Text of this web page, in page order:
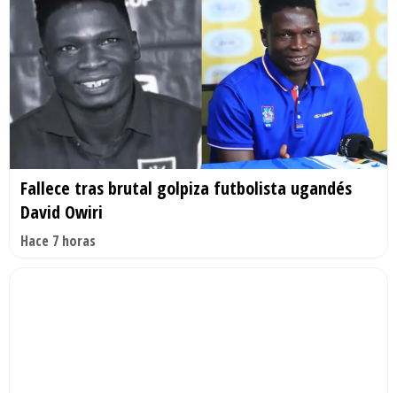
Fallece tras brutal golpiza futbolista ugandés
David Owiri
Hace 7 horas